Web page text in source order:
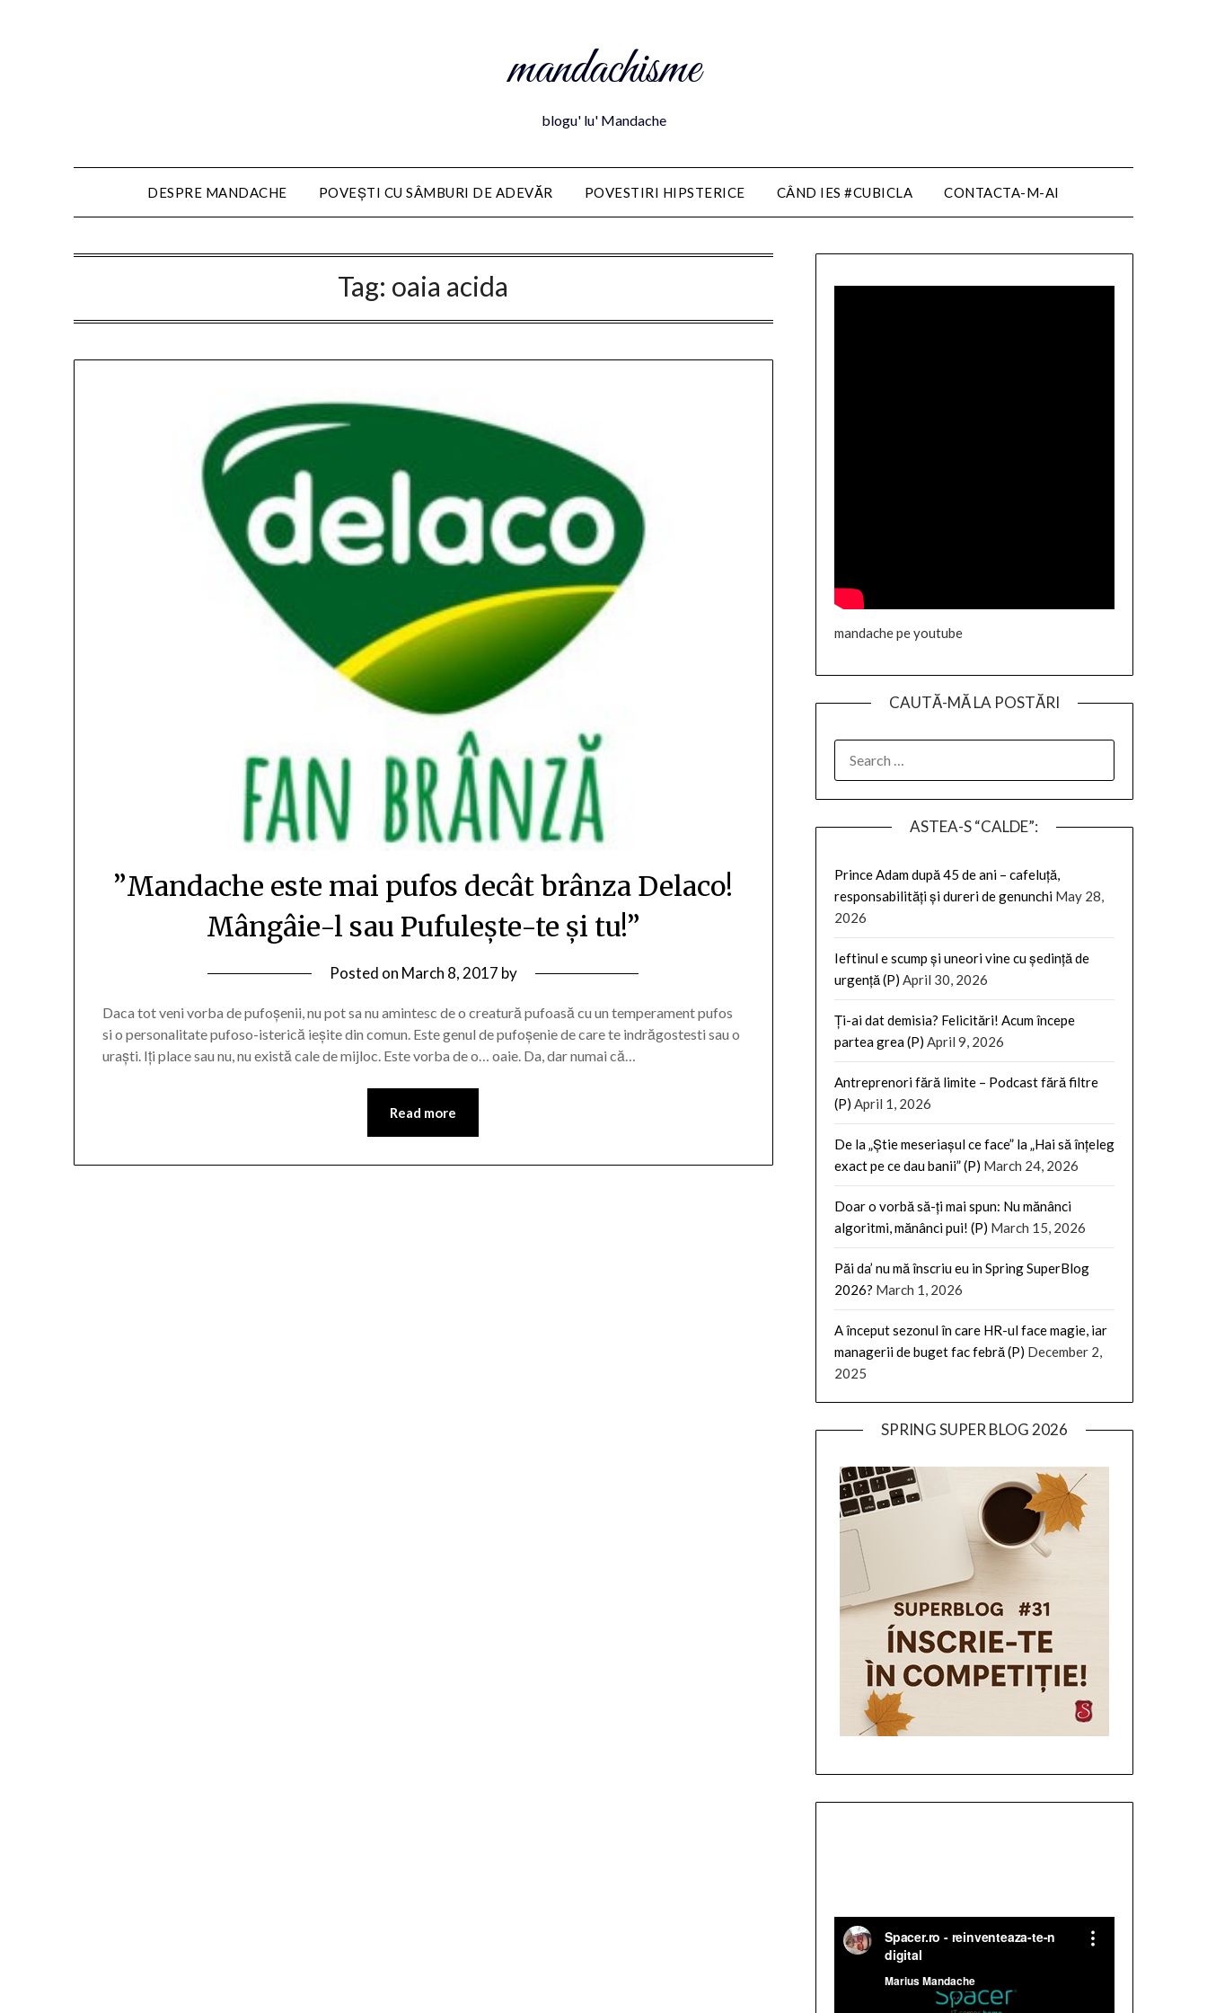
mandachisme
blogu' lu' Mandache
DESPRE MANDACHE POVEȘTI CU SÂMBURI DE ADEVĂR POVESTIRI HIPSTERICE CÂND IES #CUBICLA CONTACTA-M-AI
Tag: oaia acida
”Mandache este mai pufos decât brânza Delaco!
Mângâie-l sau Pufulește-te și tu!”
Posted on March 8, 2017 by
Daca tot veni vorba de pufoșenii, nu pot sa nu amintesc de o creatură pufoasă cu un temperament pufos
si o personalitate pufoso-isterică ieșite din comun. Este genul de pufoșenie de care te indrăgostesti sau o
uraști. Iți place sau nu, nu există cale de mijloc. Este vorba de o… oaie. Da, dar numai că…
Read more
mandache pe youtube
CAUTĂ-MĂ LA POSTĂRI
FOR:
ASTEA-S “CALDE”:
Prince Adam după 45 de ani – cafeluță,
responsabilități și dureri de genunchi May 28,
2026
Ieftinul e scump și uneori vine cu ședință de
urgență (P) April 30, 2026
Ți-ai dat demisia? Felicitări! Acum începe
partea grea (P) April 9, 2026
Antreprenori fără limite – Podcast fără filtre
(P) April 1, 2026
De la „Știe meseriașul ce face” la „Hai să înțeleg
exact pe ce dau banii” (P) March 24, 2026
Doar o vorbă să-ți mai spun: Nu mănânci
algoritmi, mănânci pui! (P) March 15, 2026
Păi da’ nu mă înscriu eu in Spring SuperBlog
2026? March 1, 2026
A început sezonul în care HR-ul face magie, iar
managerii de buget fac febră (P) December 2,
2025
SPRING SUPER BLOG 2026